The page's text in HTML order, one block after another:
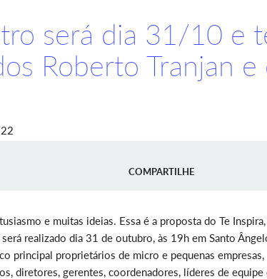
será dia 31/10 e
Roberto Tranjan
COMPARTILHE
e muitas ideias. Essa é a proposta do Te
realizado dia 31 de outubro, às 19h em Santo
principal proprietários de micro e pequenas
diretores, gerentes, coordenadores, líderes de